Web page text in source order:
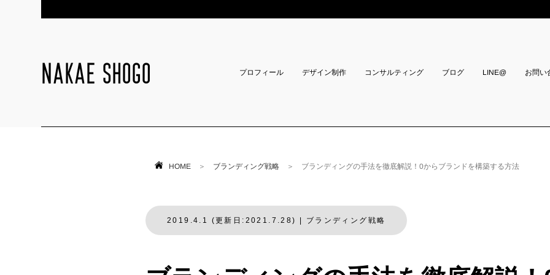
NAKAE SHOGO プロフィール デザイン制作 コンサルティング ブログ LINE@ お問い
HOME＞ ブランディング戦略＞ ブランディングの手法を徹底解説！0からブランドを構築する方法
2019.4.1 (更新日:2021.7.28) ブランディング戦略